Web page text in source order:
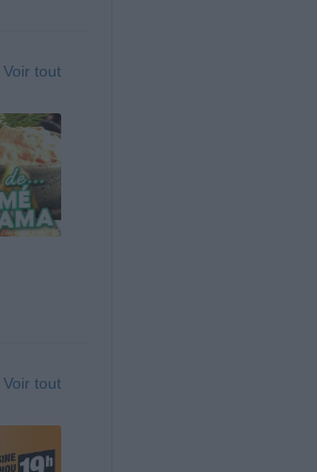
Voir tout
Voir tout